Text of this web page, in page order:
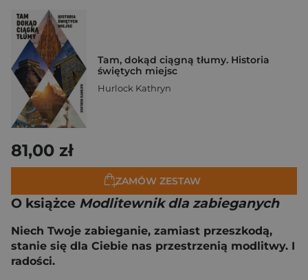
Tam, dokąd ciągną tłumy. Historia
świętych miejsc
Hurlock Kathryn
81,00 zł
ZAMÓW ZESTAW
O książce Modlitewnik dla zabieganych
Niech Twoje zabieganie, zamiast przeszkodą,
stanie się dla Ciebie nas przestrzenią modlitwy. I
radości.